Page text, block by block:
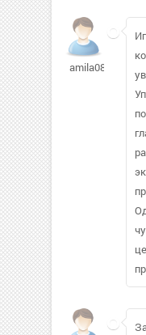
amila0875533